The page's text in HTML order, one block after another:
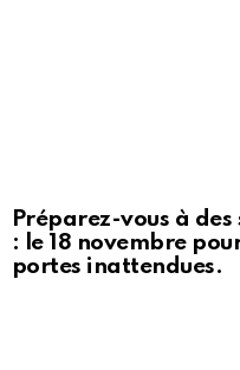
Préparez-vous à
: le 18 novembre
portes inattendues.